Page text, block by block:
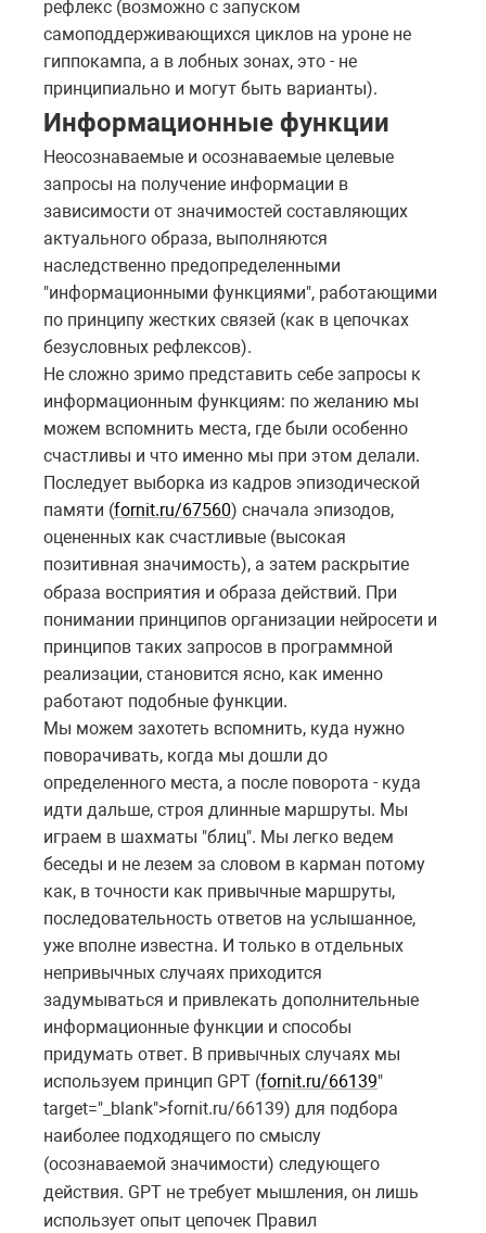
рефлекс (возможно с запуском
самоподдерживающихся циклов на уроне не
гиппокампа, а в лобных зонах, это - не
принципиально и могут быть варианты).
Информационные функции
Неосознаваемые и осознаваемые целевые
запросы на получение информации в
зависимости от значимостей составляющих
актуального образа, выполняются
наследственно предопределенными
"информационными функциями", работающими
по принципу жестких связей (как в цепочках
безусловных рефлексов).
Не сложно зримо представить себе запросы к
информационным функциям: по желанию мы
можем вспомнить места, где были особенно
счастливы и что именно мы при этом делали.
Последует выборка из кадров эпизодической
памяти (fornit.ru/67560) сначала эпизодов,
оцененных как счастливые (высокая
позитивная значимость), а затем раскрытие
образа восприятия и образа действий. При
понимании принципов организации нейросети и
принципов таких запросов в программной
реализации, становится ясно, как именно
работают подобные функции.
Мы можем захотеть вспомнить, куда нужно
поворачивать, когда мы дошли до
определенного места, а после поворота - куда
идти дальше, строя длинные маршруты. Мы
играем в шахматы "блиц". Мы легко ведем
беседы и не лезем за словом в карман потому
как, в точности как привычные маршруты,
последовательность ответов на услышанное,
уже вполне известна. И только в отдельных
непривычных случаях приходится
задумываться и привлекать дополнительные
информационные функции и способы
придумать ответ. В привычных случаях мы
используем принцип GPT (fornit.ru/66139"
target="_blank">fornit.ru/66139) для подбора
наиболее подходящего по смыслу
(осознаваемой значимости) следующего
действия. GPT не требует мышления, он лишь
использует опыт цепочек Правил